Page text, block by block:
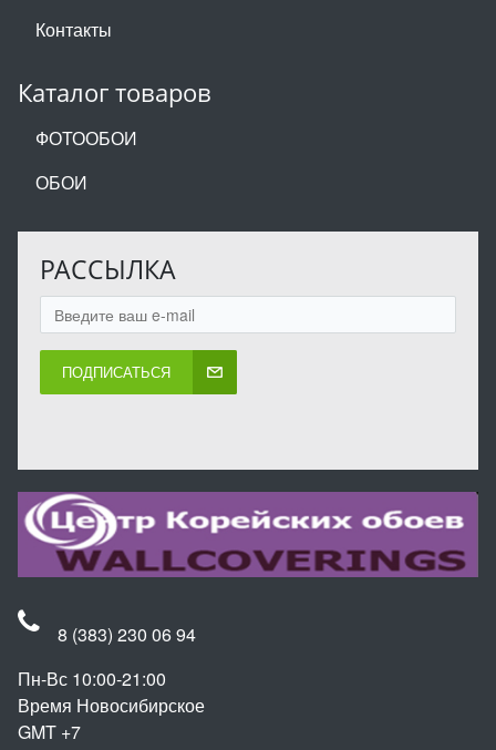
Контакты
Каталог товаров
ФОТООБОИ
ОБОИ
РАССЫЛКА
ПОДПИСАТЬСЯ
8 (383) 230 06 94
Пн-Вс 10:00-21:00
Время Новосибирское
GMT +7